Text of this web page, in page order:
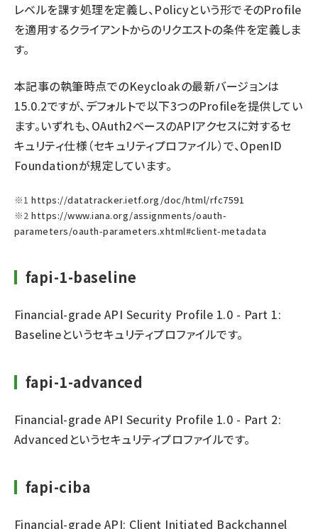
レベルを課す処理を定義し、Policyという形でそのProfile
を適用するクライアントからのリクエストの条件を定義しま
す。
本記事の執筆時点でのKeycloakの最新バージョンは
15.0.2ですが、デフォルトで以下3つのProfileを提供してい
ます。いずれも、OAuth2ベースのAPIアクセスに対するセ
キュリティ仕様（セキュリティプロファイル）で、OpenID
Foundationが規定しています。
※1https://datatracker.ietf.org/doc/html/rfc7591
※2https://www.iana.org/assignments/oauth-
parameters/oauth-parameters.xhtml#client-metadata
fapi-1-baseline
Financial-grade API Security Profile 1.0 - Part 1:
Baselineというセキュリティプロファイルです。
fapi-1-advanced
Financial-grade API Security Profile 1.0 - Part 2:
Advanced というセキュリティプロファイルです。
fapi-ciba
Financial-grade API: Client Initiated Backchannel